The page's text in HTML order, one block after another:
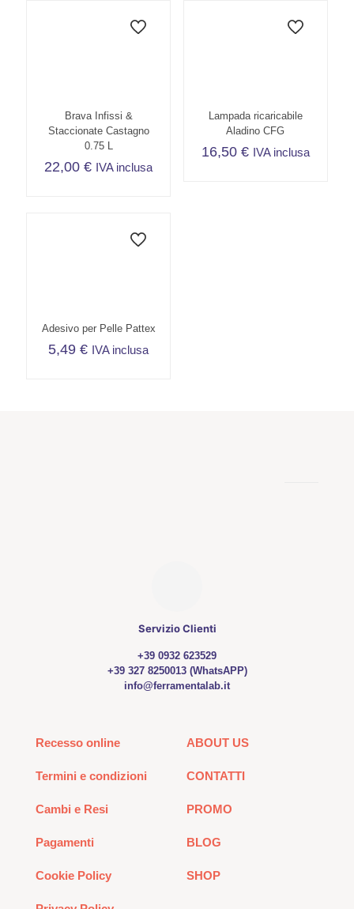
Brava Infissi &
Staccionate Castagno
0.75 L
22,00€ IVA inclusa
Lampada ricaricabile
Aladino CFG
16,50 € IVA inclusa
Adesivo per Pelle Pattex
5,49€ IVA inclusa
Servizio Clienti
+39 0932 623529
+39 327 8250013 (WhatsAPP)
info@ferramentalab.it
Recesso online
Termini e condizioni
Cambi e Resi
Pagamenti
Cookie Policy
ABOUT US
CONTATTI
PROMO
BLOG
SHOP